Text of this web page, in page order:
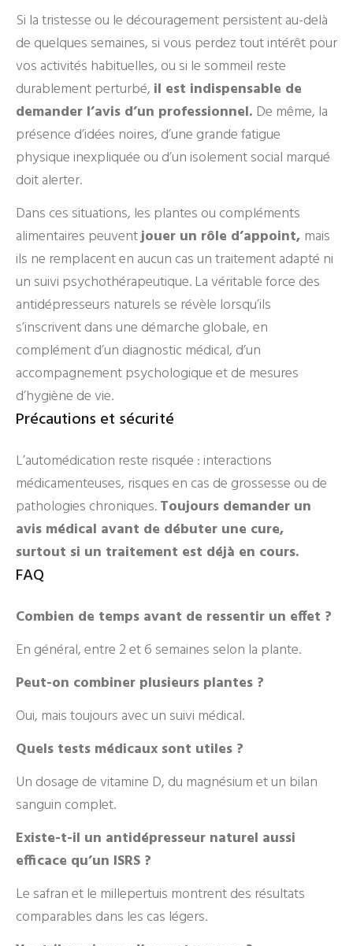
Si la tristesse ou le découragement persistent au-delà
de quelques semaines, si vous perdez tout intérêt pour
vos activités habituelles, ou si le sommeil reste
durablement perturbé, il est indispensable de
demander l’avis d’un professionnel. De même, la
présence d’idées noires, d’une grande fatigue
physique inexpliquée ou d’un isolement social marqué
doit alerter.
Dans ces situations, les plantes ou compléments
alimentaires peuventjouer un rôle d’appoint, mais
ils ne remplacent en aucun cas un traitement adapté ni
un suivi psychothérapeutique. La véritable force des
antidépresseurs naturels se révèle lorsqu’ils
s’inscrivent dans une démarche globale, en
complément d’un diagnostic médical, d’un
accompagnement psychologique et de mesures
d’hygiène de vie.
Précautions et sécurité
L’automédication reste risquée : interactions
médicamenteuses, risques en cas de grossesse ou de
pathologies chroniques.Toujours demander un
avis médical avant de débuter une cure,
surtout si un traitement est déjà en cours.
FAQ
Combien de temps avant de ressentir un effet ?
En général, entre 2 et 6 semaines selon la plante.
Peut-on combiner plusieurs plantes ?
Oui, mais toujours avec un suivi médical.
Quels tests médicaux sont utiles ?
Un dosage de vitamine D, du magnésium et un bilan
sanguin complet.
Existe-t-il un antidépresseur naturel aussi
efficace qu’un ISRS ?
Le safran et le millepertuis montrent des résultats
comparables dans les cas légers.